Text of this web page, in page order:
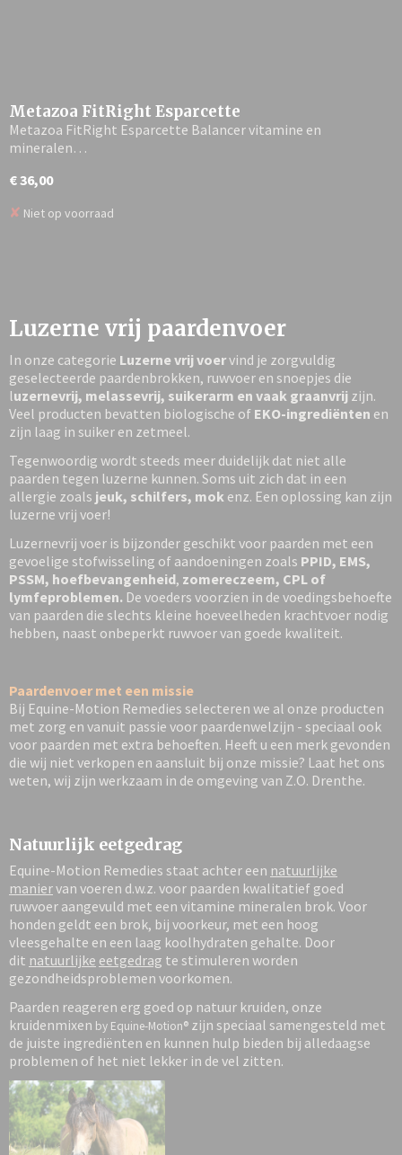
Metazoa FitRight Esparcette
Metazoa FitRight Esparcette Balancer vitamine en
mineralen…
€ 36,00
✘ Niet op voorraad
Luzerne vrij paardenvoer
In onze categorie Luzerne vrij voervind je zorgvuldig
geselecteerde paardenbrokken, ruwvoer en snoepjes die
luzernevrij, melassevrij, suikerarm en vaak graanvrij zijn.
Veel producten bevatten biologische of EKO-ingrediënten en
zijn laag in suiker en zetmeel.
Tegenwoordig wordt steeds meer duidelijk dat niet alle
paarden tegen luzerne kunnen. Soms uit zich dat in een
allergie zoals jeuk, schilfers, mok enz. Een oplossing kan zijn
luzerne vrij voer!
Luzernevrij voer is bijzonder geschikt voor paarden met een
gevoelige stofwisseling of aandoeningen zoals PPID, EMS,
PSSM, hoefbevangenheid, zomereczeem, CPL of
lymfeproblemen. De voeders voorzien in de voedingsbehoefte
van paarden die slechts kleine hoeveelheden krachtvoer nodig
hebben, naast onbeperkt ruwvoer van goede kwaliteit.
Paardenvoer met een missie
Bij Equine-Motion Remedies selecteren we al onze producten
met zorg en vanuit passie voor paardenwelzijn - speciaal ook
voor paarden met extra behoeften. Heeft u een merk gevonden
die wij niet verkopen en aansluit bij onze missie? Laat het ons
weten, wij zijn werkzaam in de omgeving van Z.O. Drenthe.
Natuurlijk eetgedrag
Equine-Motion Remedies staat achter een natuurlijke
maniervan voeren d.w.z. voor paarden kwalitatief goed
ruwvoer aangevuld met een vitamine mineralen brok. Voor
honden geldt een brok, bij voorkeur, met een hoog
vleesgehalte en een laag koolhydraten gehalte. Door
dit natuurlijke eetgedrag te stimuleren worden
gezondheidsproblemen voorkomen.
Paarden reageren erg goed op natuur kruiden, onze
kruidenmixen by Equine-Motion® zijn speciaal samengesteld met
de juiste ingrediënten en kunnen hulp bieden bij alledaagse
problemen of het niet lekker in de vel zitten.